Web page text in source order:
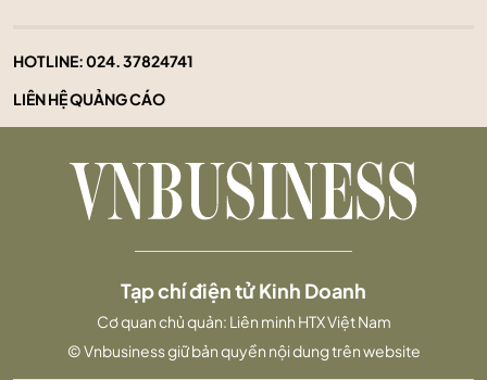
HOTLINE:024. 37824741
LIÊN HỆ QUẢNG CÁO
Tạp chí điện tử Kinh Doanh
Cơ quan chủ quản: Liên minh HTX Việt Nam
© Vnbusiness giữ bản quyền nội dung trên website